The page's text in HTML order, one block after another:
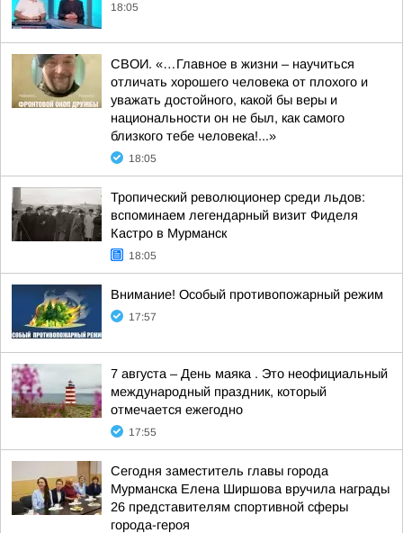
18:05
СВОИ. «…Главное в жизни – научиться
отличать хорошего человека от плохого и
уважать достойного, какой бы веры и
национальности он не был, как самого
близкого тебе человека!...»
18:05
Тропический революционер среди льдов:
вспоминаем легендарный визит Фиделя
Кастро в Мурманск
18:05
Внимание! Особый противопожарный режим
17:57
7 августа – День маяка . Это неофициальный
международный праздник, который
отмечается ежегодно
17:55
Сегодня заместитель главы города
Мурманска Елена Ширшова вручила награды
26 представителям спортивной сферы
города-героя